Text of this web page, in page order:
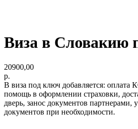
Виза в Словакию
20900,00
р.
В виза под ключ добавляется: оплата
помощь в оформлении страховки,
дверь, занос документов партнерами,
документов при необходимости.